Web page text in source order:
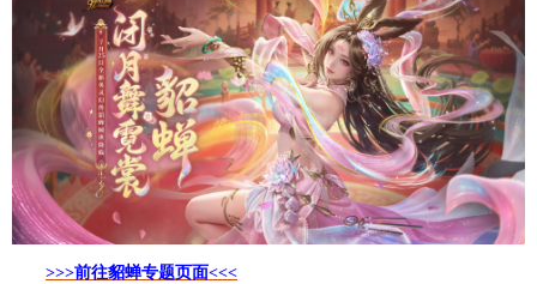
>>>前往貂蝉专题页面<<<